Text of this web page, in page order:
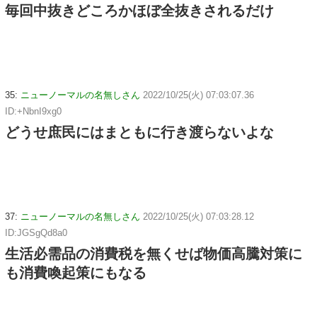
毎回中抜きどころかほぼ全抜きされるだけ
35: ニューノーマルの名無しさん 2022/10/25(火) 07:03:07.36
ID:+NbnI9xg0
どうせ庶民にはまともに行き渡らないよな
37: ニューノーマルの名無しさん 2022/10/25(火) 07:03:28.12
ID:JGSgQd8a0
生活必需品の消費税を無くせば物価高騰対策に
も消費喚起策にもなる